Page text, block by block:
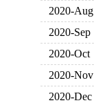
2020-Aug
2020-Sep
2020-Oct
2020-Nov
2020-Dec